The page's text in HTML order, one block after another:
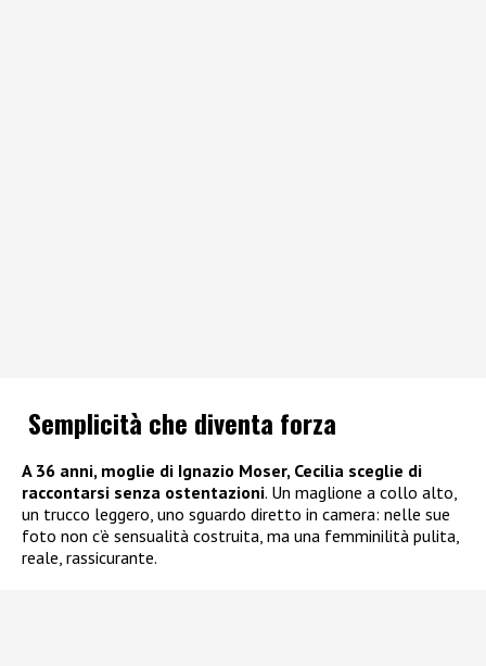
Semplicità che diventa forza
A 36 anni, moglie di Ignazio Moser, Cecilia sceglie di
raccontarsi senza ostentazioni. Un maglione a collo alto,
un trucco leggero, uno sguardo diretto in camera: nelle sue
foto non c’è sensualità costruita, ma una femminilità pulita,
reale, rassicurante.